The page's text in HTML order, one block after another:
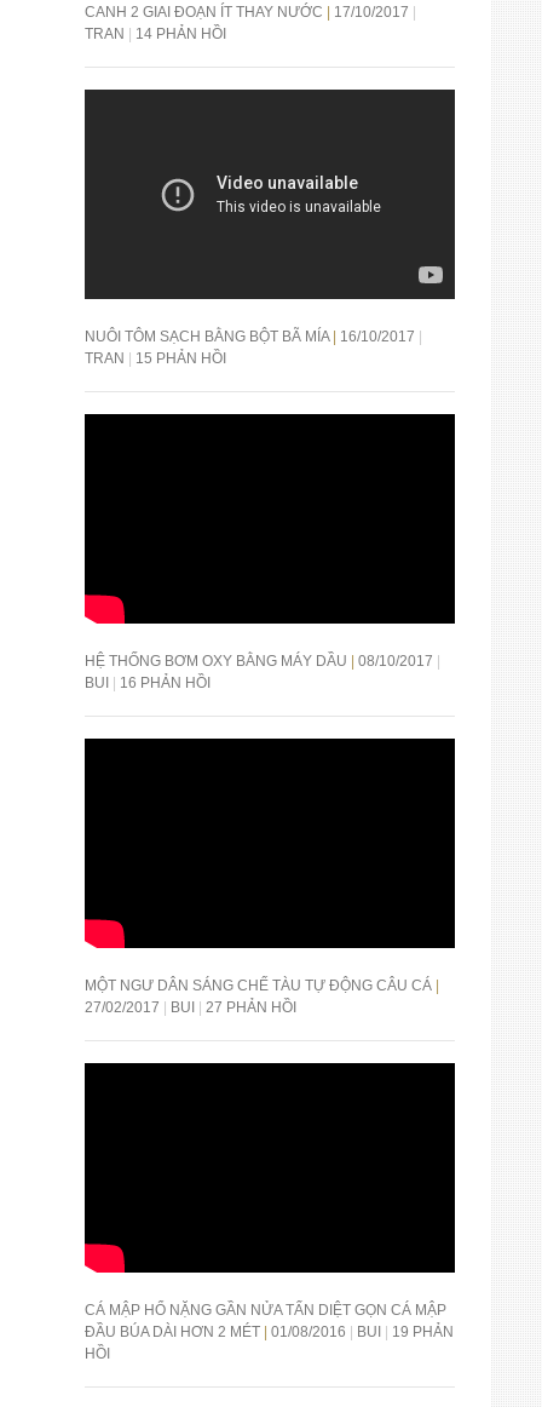
CANH 2 GIAI ĐOẠN ÍT THAY NƯỚC
17/10/2017
TRAN
14 PHẢN HỒI
NUÔI TÔM SẠCH BẰNG BỘT BÃ MÍA
16/10/2017
TRAN
15 PHẢN HỒI
HỆ THỐNG BƠM OXY BẰNG MÁY DẦU
08/10/2017
BUI
16 PHẢN HỒI
MỘT NGƯ DÂN SÁNG CHẾ TÀU TỰ ĐỘNG CÂU CÁ
27/02/2017
BUI 27 PHẢN HỒI
CÁ MẬP HỔ NẶNG GẦN NỬA TẤN DIỆT GỌN CÁ MẬP
ĐẦU BÚA DÀI HƠN 2 MÉT
01/08/2016 BUI
19 PHẢN
HỒI